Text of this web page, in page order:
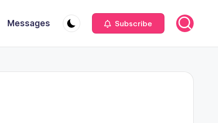
Messages Subscribe